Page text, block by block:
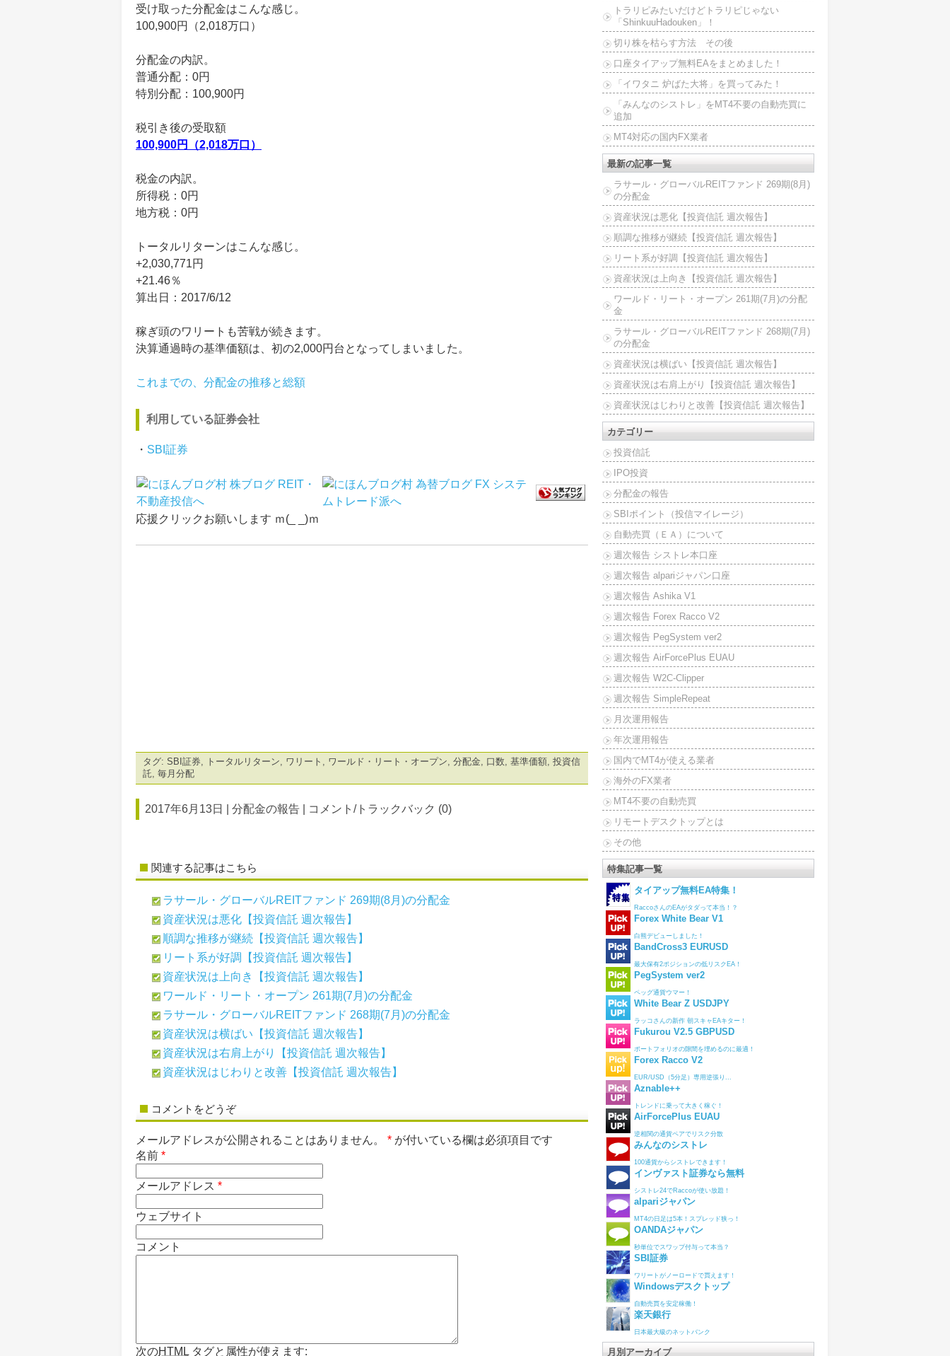
受け取った分配金はこんな感じ。
100,900円（2,018万口）
分配金の内訳。
普通分配：0円
特別分配：100,900円
税引き後の受取額
100,900円（2,018万口）
税金の内訳。
所得税：0円
地方税：0円
トータルリターンはこんな感じ。
+2,030,771円
+21.46％
算出日：2017/6/12
稼ぎ頭のワリートも苦戦が続きます。
決算通過時の基準価額は、初の2,000円台となってしまいました。
これまでの、分配金の推移と総額
利用している証券会社
・ SBI証券
応援クリックお願いします ｍ(_ _)ｍ
タグ: SBI証券, トータルリターン, ワリート , ワールド・リート・オープン, 分配金, 口数, 基準価額, 投資信
託, 毎月分配
2017年6月13日 | 分配金の報告 コメント/トラックバック (0)
関連する記事はこちら
ラサール・グローバルREITファンド 269期(8月)の分配金
資産状況は悪化【投資信託 週次報告】
順調な推移が継続【投資信託 週次報告】
リート系が好調【投資信託 週次報告】
資産状況は上向き【投資信託 週次報告】
ワールド・リート・オープン 261期(7月)の分配金
ラサール・グローバルREITファンド 268期(7月)の分配金
資産状況は横ばい【投資信託 週次報告】
資産状況は右肩上がり【投資信託 週次報告】
資産状況はじわりと改善【投資信託 週次報告】
コメントをどうぞ
メールアドレスが公開されることはありません。 * が付いている欄は必須項目です
名前 *
メールアドレス *
ウェブサイト
コメント
次のHTML タグと属性が使えます:
トラリピみたいだけどトラリピじゃない
「ShinkuuHadouken」！
切り株を枯らす方法 その後
口座タイアップ無料EAをまとめました！
「イワタニ 炉ばた大将」を買ってみた！
「みんなのシストレ」をMT4不要の自動売買に
追加
MT4対応の国内FX業者
最新の記事一覧
ラサール・グローバルREITファンド 269期(8月)
の分配金
資産状況は悪化【投資信託 週次報告】
順調な推移が継続【投資信託 週次報告】
リート系が好調【投資信託 週次報告】
資産状況は上向き【投資信託 週次報告】
ワールド・リート・オープン 261期(7月)の分配
金
ラサール・グローバルREITファンド 268期(7月)
の分配金
資産状況は横ばい【投資信託 週次報告】
資産状況は右肩上がり【投資信託 週次報告】
資産状況はじわりと改善【投資信託 週次報告】
カテゴリー
投資信託
IPO投資
分配金の報告
SBIポイント（投信マイレージ）
自動売買（ＥＡ）について
週次報告 シストレ本口座
週次報告 alpariジャパン口座
週次報告 Ashika V1
週次報告 Forex Racco V2
週次報告 PegSystem ver2
週次報告 AirForcePlus EUAU
週次報告 W2C-Clipper
週次報告 SimpleRepeat
月次運用報告
年次運用報告
国内でMT4が使える業者
海外のFX業者
MT4不要の自動売買
リモートデスクトップとは
その他
特集記事一覧
タイアップ無料EA特集！
RaccoさんのEAがタダって本当！？
Forex White Bear V1
白熊デビューしました！
BandCross3 EURUSD
最大保有2ポジションの低リスクEA！
PegSystem ver2
ペッグ通貨ウマー！
White Bear Z USDJPY
ラッコさんの新作 朝スキャEAキター！
Fukurou V2.5 GBPUSD
ポートフォリオの隙間を埋めるのに最適！
Forex Racco V2
EUR/USD（5分足）専用逆張り...
Aznable++
トレンドに乗って大きく稼ぐ！
AirForcePlus EUAU
逆相関の通貨ペアでリスク分散
みんなのシストレ
100通貨からシストレできます！
インヴァスト証券なら無料
シストレ24でRaccoが使い放題！
alpariジャパン
MT4の日足は5本！スプレッド狭っ！
OANDAジャパン
秒単位でスワップ付与って本当？
SBI証券
ワリートがノーロードで買えます！
Windowsデスクトップ
自動売買を安定稼働！
楽天銀行
日本最大級のネットバンク
月別アーカイブ